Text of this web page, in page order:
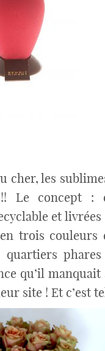
cher, les
Le concept :
et
trois
qu’il
site ! Et c’est